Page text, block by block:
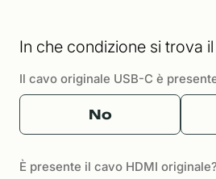
In che condizione si trova
Il cavo originale USB-C è
No
È presente il cavo HDMI originale?